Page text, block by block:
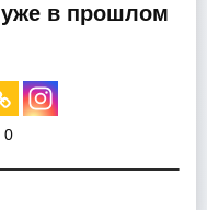
уже в прошлом
0